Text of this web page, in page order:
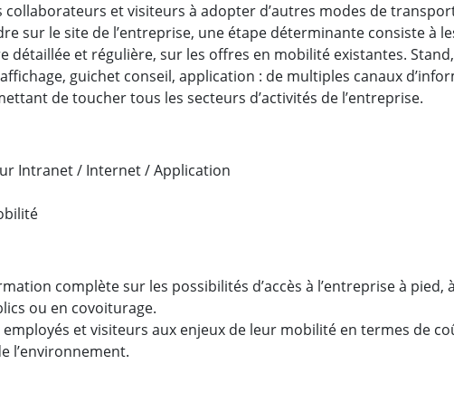
collaborateurs et visiteurs à adopter d’autres modes de
sur le site de l’entreprise, une étape déterminante consiste à
détaillée et régulière, sur les offres en mobilité existantes.
guichet conseil, application : de multiples canaux
de toucher tous les secteurs d’activités de l’entreprise.
Intranet / Internet / Application
complète sur les possibilités d’accès à l’entreprise à pied,
ou en covoiturage.
employés et visiteurs aux enjeux de leur mobilité en termes de
l’environnement.